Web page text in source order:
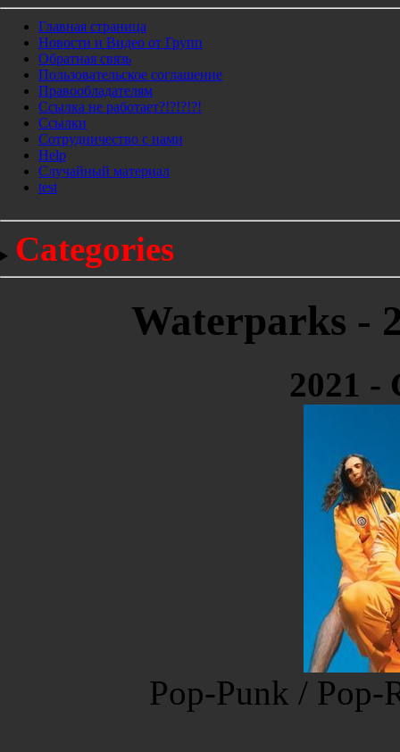
Главная страница
Новости и Видео от Групп
Обратная связь
Пользовательское соглашение
Правообладателям
Ссылка не работает?!?!?!?!
Ссылки
Сотрудничество с нами
Help
Cлучайный материал
test
Categories
Waterparks -
2021 -
Pop-Punk / Pop-